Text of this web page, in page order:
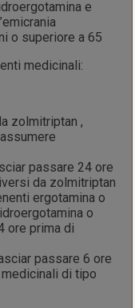
e
o superiore a 65
medicinali:
zolmitriptan ,
passare 24 ore
da zolmitriptan
ergotamina o
o
ore prima di
passare 6 ore
di tipo